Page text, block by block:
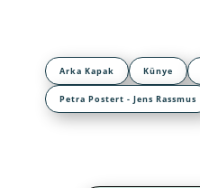
Arka Kapak Künye
Petra Postert - Jens Rassmus